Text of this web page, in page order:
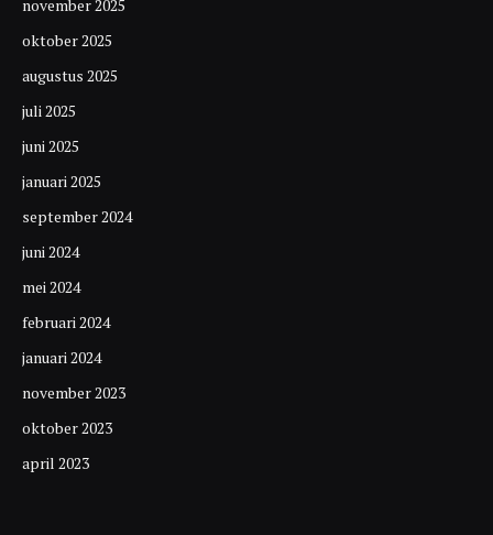
november 2025
oktober 2025
augustus 2025
juli 2025
juni 2025
januari 2025
september 2024
juni 2024
mei 2024
februari 2024
januari 2024
november 2023
oktober 2023
april 2023